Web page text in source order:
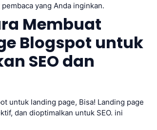
yang Anda inginkan.
Membuat
Blogspot untuk
SEO dan
untuk landing page, Bisa! Landing page
dan dioptimalkan untuk SEO. ini